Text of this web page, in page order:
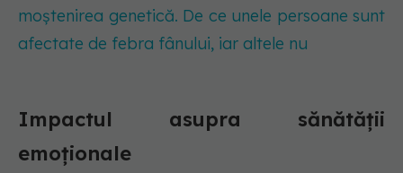
moștenirea genetică. De ce unele persoane sunt
afectate de febra fânului, iar altele nu
Impactul asupra sănătății
emoționale